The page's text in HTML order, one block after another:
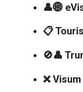
👤🌐
📋
🚫👤
❌